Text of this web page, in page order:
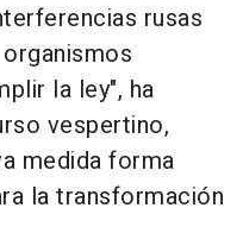
rusas
la ley", ha
vespertino,
medida forma
la transformación